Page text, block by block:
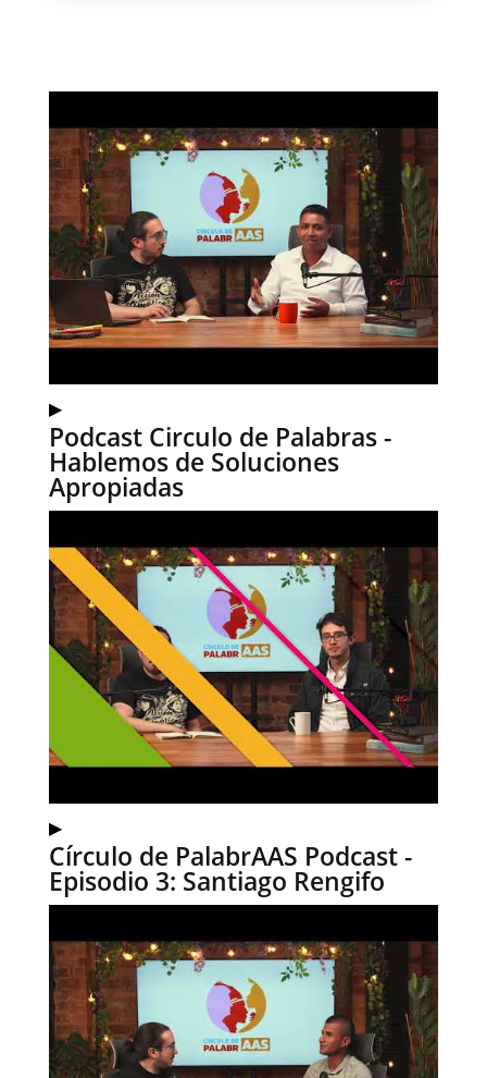
▶
Podcast Circulo de Palabras -
Hablemos de Soluciones
Apropiadas
▶
Círculo de PalabrAAS Podcast -
Episodio 3: Santiago Rengifo